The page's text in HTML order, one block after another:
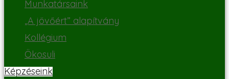
Munkatársaink
„A jövőért” alapítvány
Kollégium
Ökosuli
Képzéseink